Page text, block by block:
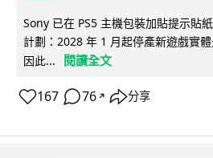
Sony 已在 PS5 主機包裝加貼提示貼
計劃：2028 年 1 月起停產新遊戲實
因此...
閱讀全文
167 76 ↗ 分享